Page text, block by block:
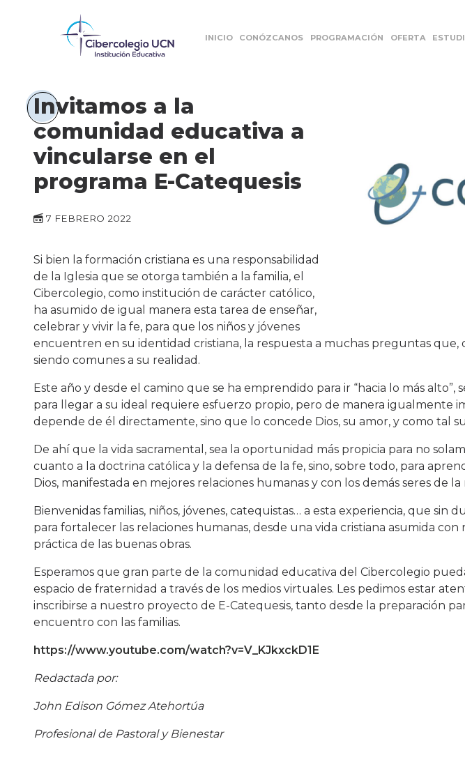
INICIO CONÓZCANOS PROGRAMACIÓN OFERTA
Invitamos a la
comunidad educativa a
vincularse en el
programa E-Catequesis
7 FEBRERO 2022
Si bien la formación cristiana es una responsabilidad
de la Iglesia que se otorga también a la familia, el
Cibercolegio, como institución de carácter católico,
ha asumido de igual manera esta tarea de enseñar,
celebrar y vivir la fe, para que los niños y jóvenes
encuentren en su identidad cristiana, la respuesta a muchas preguntas que,
siendo comunes a su realidad.
Este año y desde el camino que se ha emprendido para ir “hacia lo más
para llegar a su ideal requiere esfuerzo propio, pero de manera igualmente
depende de él directamente, sino que lo concede Dios, su amor, y como tal
De ahí que la vida sacramental, sea la oportunidad más propicia para no
cuanto a la doctrina católica y la defensa de la fe, sino, sobre todo, para
Dios, manifestada en mejores relaciones humanas y con los demás seres de
Bienvenidas familias, niños, jóvenes, catequistas… a esta experiencia, que sin
para fortalecer las relaciones humanas, desde una vida cristiana asumida
práctica de las buenas obras.
Esperamos que gran parte de la comunidad educativa del Cibercolegio
espacio de fraternidad a través de los medios virtuales. Les pedimos estar
inscribirse a nuestro proyecto de E-Catequesis, tanto desde la preparación
encuentro con las familias.
https://www.youtube.com/watch?v=V_KJkxckD1E
Redactada por:
John Edison Gómez Atehortúa
Profesional de Pastoral y Bienestar